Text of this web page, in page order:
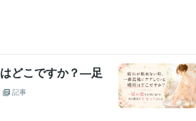
どこですか？―足
記事